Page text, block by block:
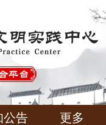
公告 更多